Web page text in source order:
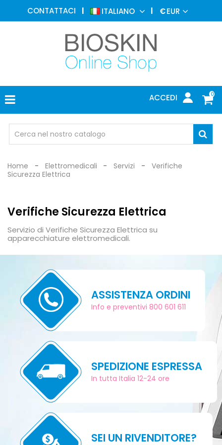
CONTATTACI ITALIANO €EUR
0
ACCEDI
MEDICINA
ESTETICA
DERMATOLOGIA
FOTOTERAPIA
ELETTROMEDICALI
MEDICO
OCCHIALI
DI
Home Elettromedicali Servizi
Verifiche
Sicurezza Elettrica
Verifiche Sicurezza Elettrica
Servizio di Verifiche Sicurezza Elettrica su
apparecchiature elettromedicali.
ASSISTENZA ORDINI
Info e preventivi 800 601 611
SPEDIZIONE ESPRESSA
In tutta Italia 12-24 ore
SEI UN RIVENDITORE?